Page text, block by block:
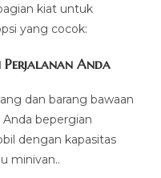
kiat untuk
yang cocok:
Perjalanan Anda
dan barang bawaan
bepergian
dengan kapasitas
minivan..